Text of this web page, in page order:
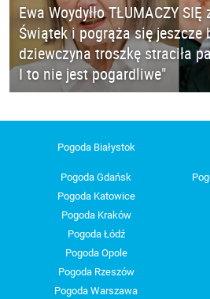
Ewa Woydyłło TŁUMACZY
Świątek i pogrąża się jeszcze
dziewczyna troszkę straciła
I to nie jest pogardliwe"
Pogoda Białystok
Pogoda Gdańsk
Pogoda Katowice
Pogoda Kraków
Pogoda Łódź
Pogoda Opole
Pogoda Rzeszów
Pogoda Warszawa